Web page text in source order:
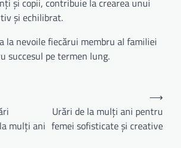
și echilibrat.
la nevoile fiecărui membru al familiei
succesul pe termen lung.
mulți ani
Urări de la mulți ani pentru
femei sofisticate și creative
⟶